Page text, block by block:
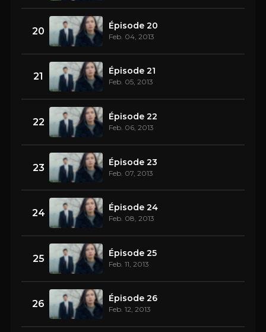
20 Épisode 20
Feb. 04, 2013
21 Épisode 21
Feb. 05, 2013
22 Épisode 22
Feb. 06, 2013
23 Épisode 23
Feb. 07, 2013
24 Épisode 24
Feb. 08, 2013
25 Épisode 25
Feb. 11, 2013
26 Épisode 26
Feb. 12, 2013